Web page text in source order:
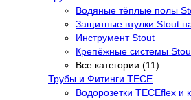
Водяные тёплые полы
Защитные втулки Stout
Инструмент Stout
Крепёжные системы
Все категории (11)
Трубы и Фитинги TECE
Водорозетки TECEflex и